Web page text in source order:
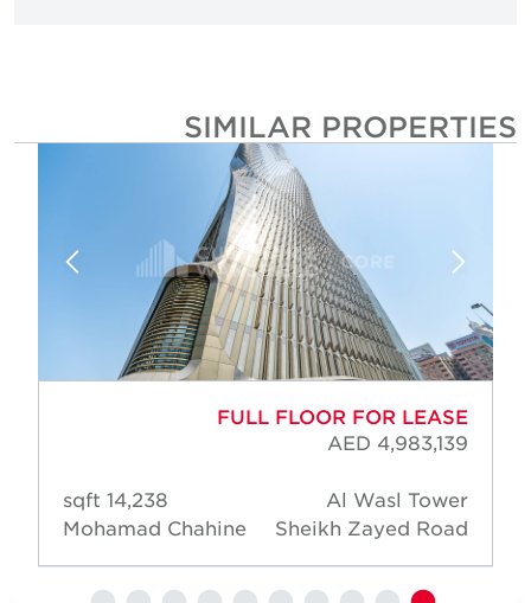
SIMILAR PROPERTIES
FULL FLOOR FOR LEASE
AED 4,983,139
Al Wasl Tower
Sheikh Zayed Road
14,238 sqft
Mohamad Chahine